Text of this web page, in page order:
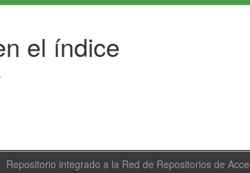
el índice
Repositorio integrado a la Red de Repositorios de